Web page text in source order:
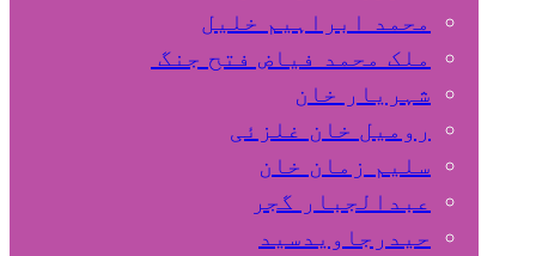
محمد ابراہیم خلیل
ملک محمد فیاض فتح جنگ
شہریار خان
رومیل خان غلزئی
سلیم زمان خان
عبدالجبار گجر
حیدرجاویدسید